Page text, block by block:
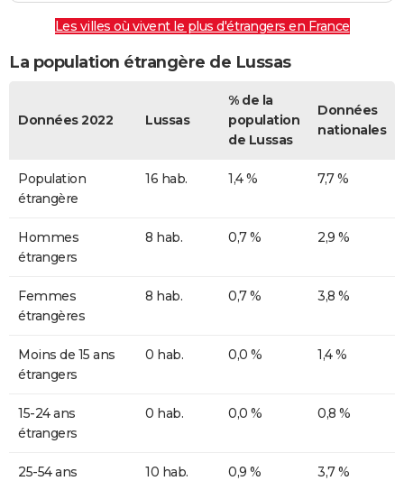
Les villes où vivent le plus d'étrangers en France
La population étrangère de Lussas
Données 2022 Lussas
% de la
population
de Lussas
Données
nationales
Population
étrangère
16 hab. 1,4 % 7,7 %
Hommes
étrangers
8 hab. 0,7 % 2,9 %
Femmes
étrangères
8 hab. 0,7 % 3,8 %
Moins de 15 ans
étrangers
0 hab. 0,0 % 1,4 %
15-24 ans
étrangers
0 hab. 0,0 % 0,8 %
25-54 ans
10 hab. 0,9 % 3,7 %